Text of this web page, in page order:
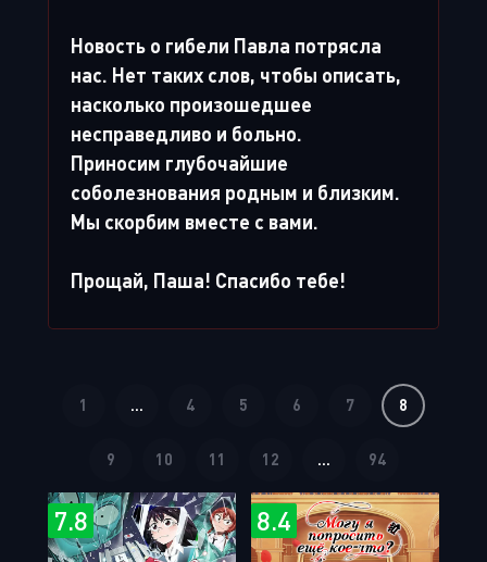
Новость о гибели Павла потрясла
нас. Нет таких слов, чтобы описать,
насколько произошедшее
несправедливо и больно.
Приносим глубочайшие
соболезнования родным и близким.
Мы скорбим вместе с вами.
Прощай, Паша! Спасибо тебе!
1 ... 4 5 6 7 8
9 10 11 12 ... 94
7.8 8.4